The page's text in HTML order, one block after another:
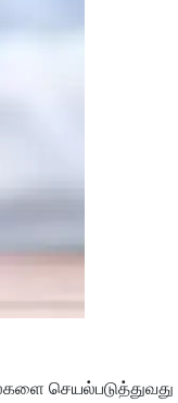
செயல்படுத்துவது